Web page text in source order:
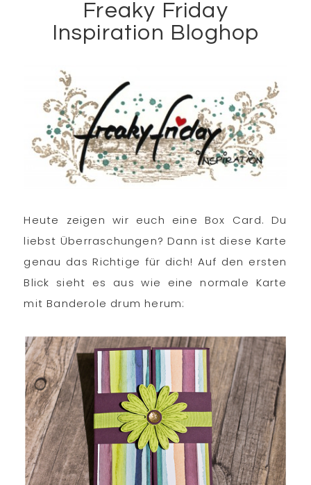
Freaky Friday
Inspiration Bloghop
Heute zeigen wir euch eine Box Card. Du
liebst Überraschungen? Dann ist diese Karte
genau das Richtige für dich! Auf den ersten
Blick sieht es aus wie eine normale Karte
mit Banderole drum herum: